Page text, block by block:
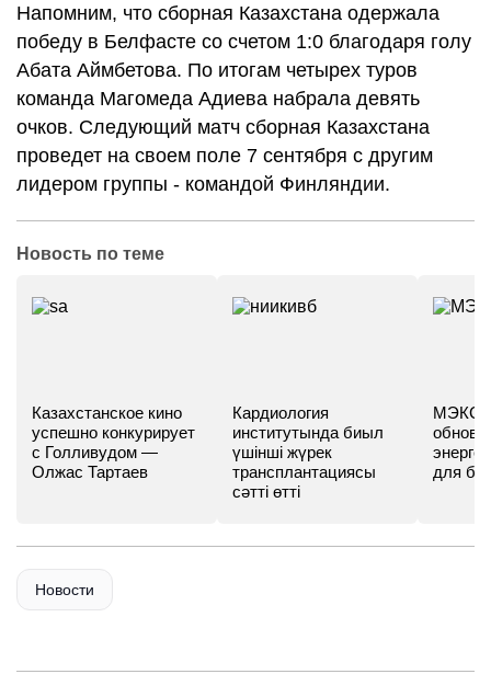
Напомним, что сборная Казахстана одержала
победу в Белфасте со счетом 1:0 благодаря голу
Абата Аймбетова. По итогам четырех туров
команда Магомеда Адиева набрала девять
очков. Следующий матч сборная Казахстана
проведет на своем поле 7 сентября с другим
лидером группы - командой Финляндии.
Новость по теме
Казахстанское кино
успешно конкурирует
с Голливудом —
Олжас Тартаев
Кардиология
институтында биыл
үшінші жүрек
трансплантациясы
сәтті өтті
МЭКС -
для
Новости